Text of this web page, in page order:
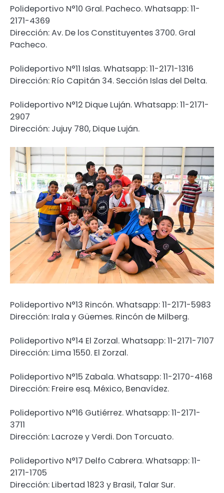
Polideportivo N°10 Gral. Pacheco. Whatsapp: 11-
2171-4369
Dirección: Av. De los Constituyentes 3700. Gral
Pacheco.
Polideportivo N°11 Islas. Whatsapp: 11-2171-1316
Dirección: Río Capitán 34. Sección Islas del Delta.
Polideportivo N°12 Dique Luján. Whatsapp: 11-2171-
2907
Dirección: Jujuy 780, Dique Luján.
Polideportivo N°13 Rincón. Whatsapp: 11-2171-5983
Dirección: Irala y Güemes. Rincón de Milberg.
Polideportivo N°14 El Zorzal. Whatsapp: 11-2171-7107
Dirección: Lima 1550. El Zorzal.
Polideportivo N°15 Zabala. Whatsapp: 11-2170-4168
Dirección: Freire esq. México, Benavídez.
Polideportivo N°16 Gutiérrez. Whatsapp: 11-2171-
3711
Dirección: Lacroze y Verdi. Don Torcuato.
Polideportivo N°17 Delfo Cabrera. Whatsapp: 11-
2171-1705
Dirección: Libertad 1823 y Brasil, Talar Sur.